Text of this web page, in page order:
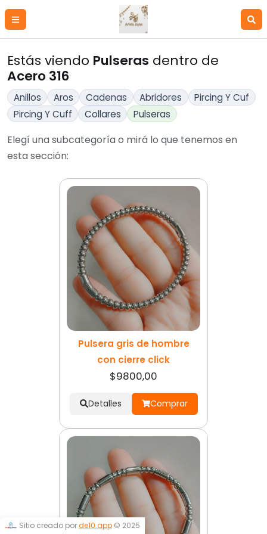
Estás viendo Pulseras dentro de
Acero 316
Anillos Aros Cadenas Abridores
Pircing Y Cuf
Pircing Y Cuff
Collares Pulseras
Elegí una subcategoría o mirá lo que tenemos en
esta sección:
Pulsera gris de hombre
con cierre click
$9800,00
Detalles Comprar
Sitio creado porde10.app © 2025